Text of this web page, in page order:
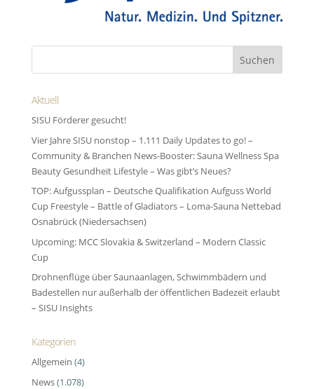
Aktuell
SISU Förderer gesucht!
Vier Jahre SISU nonstop – 1.111 Daily Updates to go! –
Community & Branchen News-Booster: Sauna Wellness Spa
Beauty Gesundheit Lifestyle – Was gibt’s Neues?
TOP: Aufgussplan – Deutsche Qualifikation Aufguss World
Cup Freestyle – Battle of Gladiators – Loma-Sauna Nettebad
Osnabrück (Niedersachsen)
Upcoming: MCC Slovakia & Switzerland – Modern Classic
Cup
Drohnenflüge über Saunaanlagen, Schwimmbädern und
Badestellen nur außerhalb der öffentlichen Badezeit erlaubt
– SISU Insights
Kategorien
Allgemein (4)
News(1.078)